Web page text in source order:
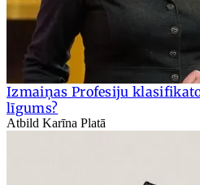
Izmaiņas Profesiju
līgums?
Atbild Karīna Platā